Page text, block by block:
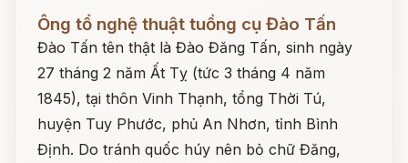
Đọc ngay
Ông tổ nghệ thuật tuồng cụ Đào Tấn
Đào Tấn tên thật là Đào Đăng Tấn, sinh ngày
27 tháng 2 năm Ất Tỵ (tức 3 tháng 4 năm
1845), tại thôn Vinh Thạnh, tổng Thời Tú,
huyện Tuy Phước, phủ An Nhơn, tỉnh Bình
Định. Do tránh quốc húy nên bỏ chữ Đăng,